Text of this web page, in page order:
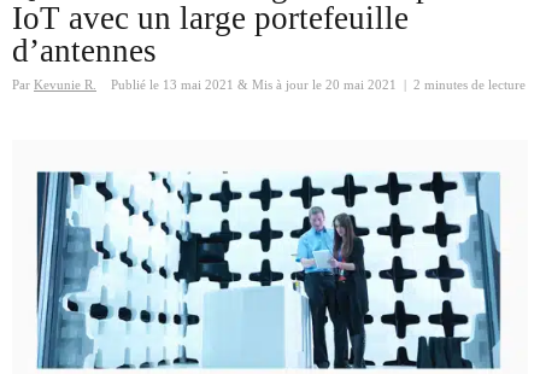
IoT avec un large portefeuille
d’antennes
Par Kevunie R. Publié le 13 mai 2021 & Mis à jour le 20 mai 2021 2 minutes de lecture